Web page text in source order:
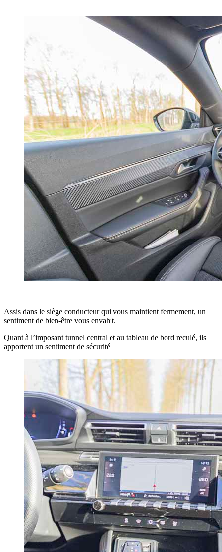
Assis dans le siège conducteur qui vous maintient fermement, un
sentiment de bien-être vous envahit.
Quant à l’imposant tunnel central et au tableau de bord reculé, ils
apportent un sentiment de sécurité.